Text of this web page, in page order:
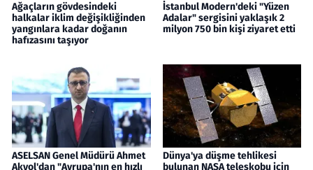
Ağaçların gövdesindeki
halkalar iklim değişikliğinden
yangınlara kadar doğanın
hafızasını taşıyor
İstanbul Modern'deki "Yüzen
Adalar" sergisini yaklaşık 2
milyon 750 bin kişi ziyaret etti
ASELSAN Genel Müdürü Ahmet
Akyol'dan "Avrupa'nın en hızlı
Dünya'ya düşme tehlikesi
bulunan NASA teleskobu için